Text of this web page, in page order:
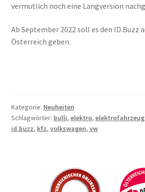
vermutlich noch eine Langversion
Ab September 2022 soll es den ID.Buzz
Österreich geben.
Kategorie: Neuheiten
Schlagwörter: bulli, elektro, elektrofahrzeug
id.buzz, kfz, volkswagen, vw